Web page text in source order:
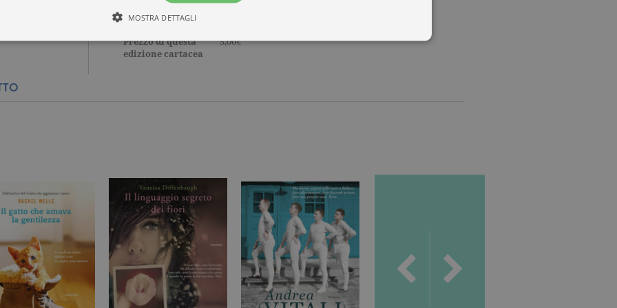
Aree tematiche
Narrativa italiana
Prezzo di questa
edizione cartacea
5,00€
MOSTRA DETTAGLI
necessari, consentono la funzionalità del sito Web principale come l'accesso degli utenti e la gestione
di pagina.
1 minuto
Questo nome di cookie è associato a Google Universal Analytics, secondo la
documentazione viene utilizzato per limitare la frequenza delle richieste, limitando la
raccolta di dati su siti ad alto traffico.
Sessione
Questo cookie viene utilizzato per verificare la pagina corrente visualizzata.
1 minuto
Si tratta di un cookie di tipo pattern impostato da Google Analytics, in cui l'elemento
pattern sul nome contiene il numero identificativo univoco dell'account o del sito Web a
cui si riferisce. È una variazione del cookie _gat che viene utilizzato per limitare la quantità
di dati registrati da Google su siti Web ad alto volume di traffico.
2 anni
Questo nome di cookie è associato a Google Universal Analytics, che è un aggiornamento